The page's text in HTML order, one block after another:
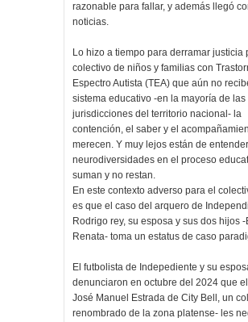
razonable para fallar, y además llegó
noticias.
Lo hizo a tiempo para derramar justicia
colectivo de niños y familias con
Espectro Autista (TEA) que aún no
sistema educativo -en la mayoría de las
jurisdicciones del territorio nacional- la
contención, el saber y el
merecen. Y muy lejos están de
neurodiversidades en el proceso
suman y no restan.
En este contexto adverso para el
es que el caso del arquero de
Rodrigo rey, su esposa y sus dos hijos
Renata- toma un estatus de caso
El futbolista de Indepediente y su
denunciaron en octubre del 2024 que
José Manuel Estrada de City Bell, un
renombrado de la zona platense- les